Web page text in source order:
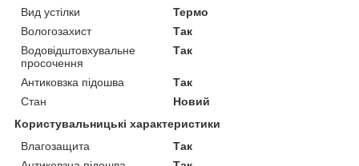
Вид устілки
Термо
Вологозахист
Так
Водовідштовхувальне
просочення
Так
Антиковзка підошва
Так
Стан
Новий
Користувальницькі характеристики
Влагозащита
Так